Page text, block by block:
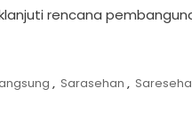
rencana
, Sarasehan ,